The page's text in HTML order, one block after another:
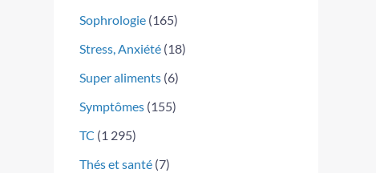
Sophrologie (165)
Stress, Anxiété (18)
Super aliments (6)
Symptômes (155)
TC (1 295)
Thés et santé (7)